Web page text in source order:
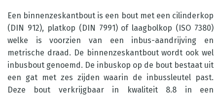
Een binnenzeskantbout is een bout met een cilinderkop
(DIN 912), platkop (DIN 7991) of laagbolkop (ISO 7380)
welke is voorzien van een inbus-aandrijving en
metrische draad. De binnenzeskantbout wordt ook wel
inbusbout genoemd. De inbuskop op de bout bestaat uit
een gat met zes zijden waarin de inbussleutel past.
Deze bout verkrijgbaar in kwaliteit 8.8 in een